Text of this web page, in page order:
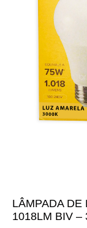
LÂMPADA DE
1018LM BIV –